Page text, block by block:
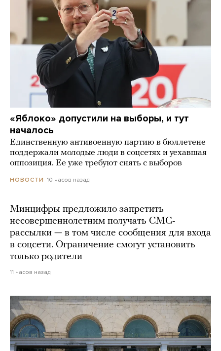
«Яблоко» допустили на выборы, и тут
началось
Единственную антивоенную партию в бюллетене
поддержали молодые люди в соцсетях и уехавшая
оппозиция. Ее уже требуют снять с выборов
НОВОСТИ 10 часов назад
Минцифры предложило запретить
несовершеннолетним получать СМС-
рассылки — в том числе сообщения для входа
в соцсети. Ограничение смогут установить
только родители
11 часов назад